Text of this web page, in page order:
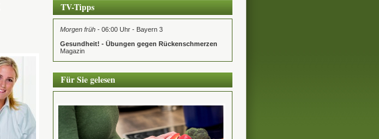
TV-Tipps
Morgen früh - 06:00 Uhr - Bayern 3
Gesundheit! - Übungen gegen Rückenschmerzen
Magazin
Für Sie gelesen